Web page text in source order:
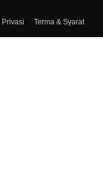
Privasi Terma & Syarat